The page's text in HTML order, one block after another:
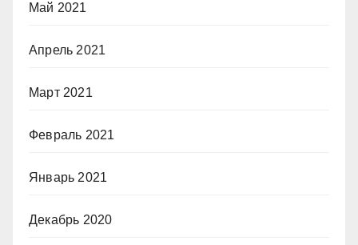
Май 2021
Апрель 2021
Март 2021
Февраль 2021
Январь 2021
Декабрь 2020